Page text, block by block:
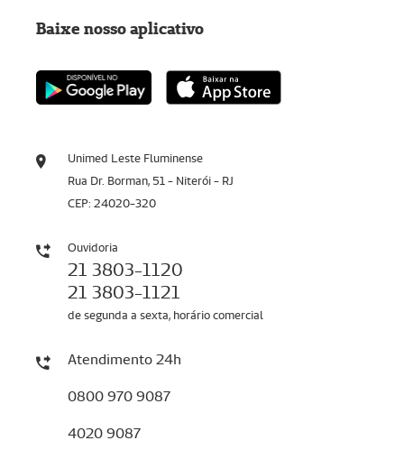
Unimed Leste Fluminense
Rua Dr. Borman, 51 - Niterói - RJ
CEP: 24020-320
Ouvidoria
21 3803-1120
21 3803-1121
de segunda a sexta, horário comercial
Atendimento 24h
0800 970 9087
4020 9087
Baixe nosso aplicativo